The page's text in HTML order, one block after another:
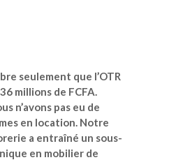
seulement que l’OTR
millions de FCFA.
n’avons pas eu de
en location. Notre
a entraîné un sous-
en mobilier de